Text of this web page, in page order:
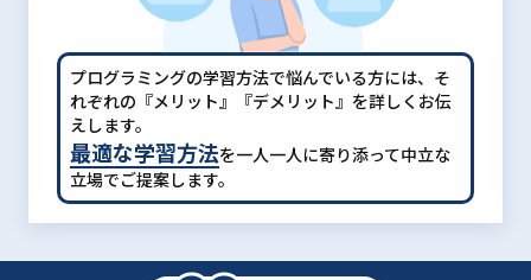
プログラミングの学習方法で悩んでいる方には、 そ
れぞれの『メリット』『デメリット』を詳しくお伝
えします。
最適な学習方法を一人一人に寄り添って中立な
立場でご提案します。